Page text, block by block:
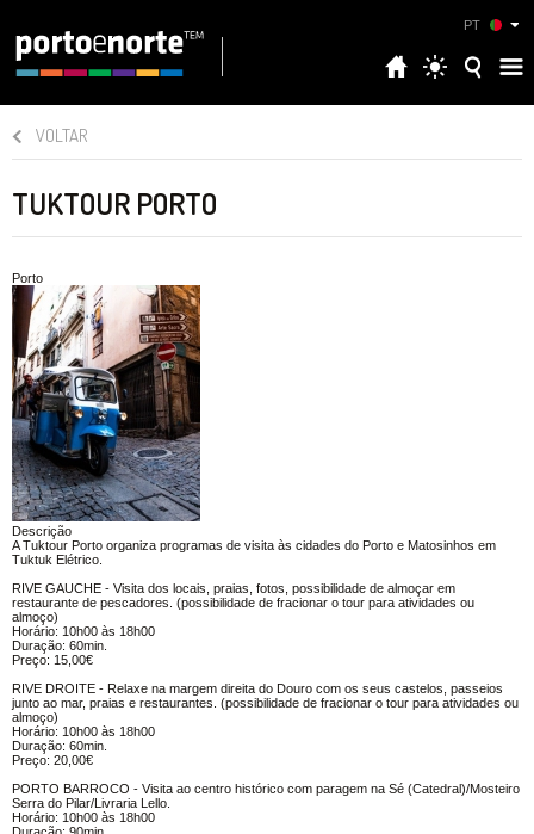
PT
VOLTAR
TUKTOUR PORTO
Porto
Descrição
A Tuktour Porto organiza programas de visita às cidades do Porto e Matosinhos em
Tuktuk Elétrico.
RIVE GAUCHE - Visita dos locais, praias, fotos, possibilidade de almoçar em
restaurante de pescadores. (possibilidade de fracionar o tour para atividades ou
almoço)
Horário: 10h00 às 18h00
Duração: 60min.
Preço: 15,00€
RIVE DROITE - Relaxe na margem direita do Douro com os seus castelos, passeios
junto ao mar, praias e restaurantes. (possibilidade de fracionar o tour para atividades ou
almoço)
Horário: 10h00 às 18h00
Duração: 60min.
Preço: 20,00€
PORTO BARROCO - Visita ao centro histórico com paragem na Sé (Catedral)/Mosteiro
Serra do Pilar/Livraria Lello.
Horário: 10h00 às 18h00